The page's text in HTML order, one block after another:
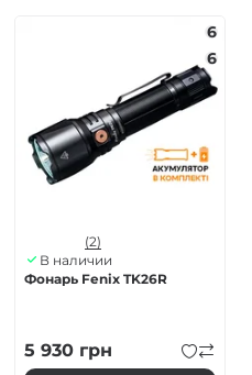
6
6
(2)
В наличии
Фонарь Fenix TK26R
5 930 грн